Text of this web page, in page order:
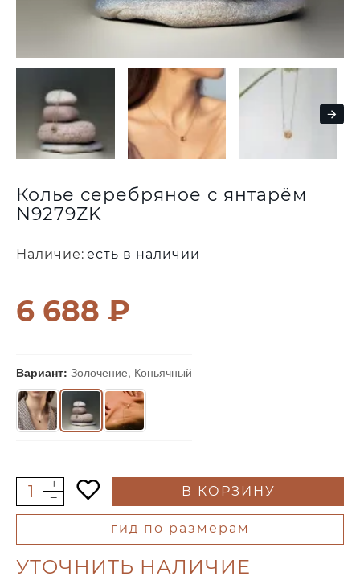
Колье серебряное с янтарём
N9279ZK
6 688 ₽
Вариант: Золочение, Коньячный
Наличие: есть в наличии
В КОРЗИНУ
гид по размерам
УТОЧНИТЬ НАЛИЧИЕ